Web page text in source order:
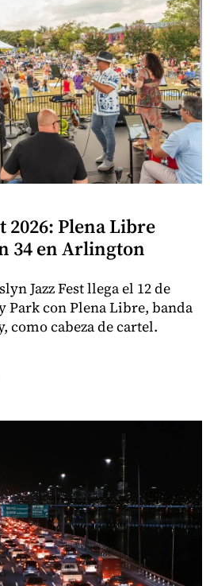
2026: Plena Libre
34 en Arlington
Jazz Fest llega el 12 de
Park con Plena Libre, banda
como cabeza de cartel.